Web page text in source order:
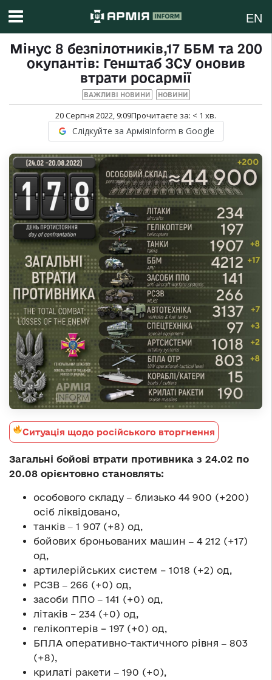
EN
Мінус 8 безпілотників,17 ББМ та 200
окупантів: Генштаб ЗСУ оновив
втрати росармії
ВАЖЛИВІ НОВИНИ НОВИНИ
20 Серпня 2022, 9:09Прочитаєте за: < 1 хв.
Слідкуйте за АрміяInform в Google
Ситуація щодо російського вторгнення
Загальні бойові втрати противника з 24.02 по
20.08 орієнтовно становлять:
особового складу ‒ близько 44 900 (+200)
осіб ліквідовано,
танків ‒ 1 907 (+8) од,
бойових броньованих машин ‒ 4 212 (+17)
од,
артилерійських систем – 1018 (+2) од,
РСЗВ ‒ 266 (+0) од,
засоби ППО ‒ 141 (+0) од,
літаків – 234 (+0) од,
гелікоптерів – 197 (+0) од,
БПЛА оперативно-тактичного рівня ‒ 803
(+8),
крилаті ракети ‒ 190 (+0),